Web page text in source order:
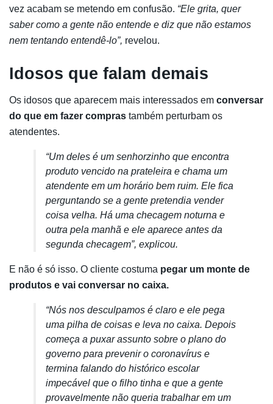
vez acabam se metendo em confusão. “Ele grita, quer
saber como a gente não entende e diz que não estamos
nem tentando entendê-lo”, revelou.
Idosos que falam demais
Os idosos que aparecem mais interessados em conversar
do que em fazer compras também perturbam os
atendentes.
“Um deles é um senhorzinho que encontra
produto vencido na prateleira e chama um
atendente em um horário bem ruim. Ele fica
perguntando se a gente pretendia vender
coisa velha. Há uma checagem noturna e
outra pela manhã e ele aparece antes da
segunda checagem”, explicou.
E não é só isso. O cliente costuma pegar um monte de
produtos e vai conversar no caixa.
“Nós nos desculpamos é claro e ele pega
uma pilha de coisas e leva no caixa. Depois
começa a puxar assunto sobre o plano do
governo para prevenir o coronavírus e
termina falando do histórico escolar
impecável que o filho tinha e que a gente
provavelmente não queria trabalhar em um